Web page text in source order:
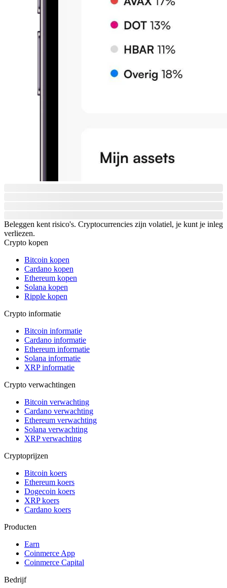
Beleggen kent risico's. Cryptocurrencies zijn volatiel, je kunt je inleg
verliezen.
Crypto kopen
Bitcoin kopen
Cardano kopen
Ethereum kopen
Solana kopen
Ripple kopen
Crypto informatie
Bitcoin informatie
Cardano informatie
Ethereum informatie
Solana informatie
XRP informatie
Crypto verwachtingen
Bitcoin verwachting
Cardano verwachting
Ethereum verwachting
Solana verwachting
XRP verwachting
Cryptoprijzen
Bitcoin koers
Ethereum koers
Dogecoin koers
XRP koers
Cardano koers
Producten
Earn
Coinmerce App
Coinmerce Capital
Bedrijf